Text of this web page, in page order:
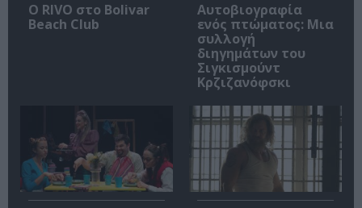
Ο RIVO στο Bolivar
Beach Club
Αυτοβιογραφία
ενός πτώματος: Μια
συλλογή
διηγημάτων του
Σιγκισμούντ
Κρζιζανόφσκι